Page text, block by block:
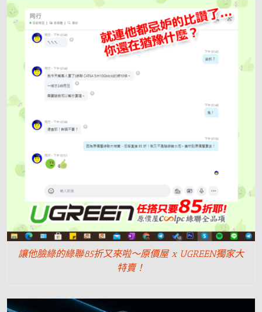
讓他臉綠的綠聯85折又來啦～原價屋 x UGREEN獨家大
特賣！